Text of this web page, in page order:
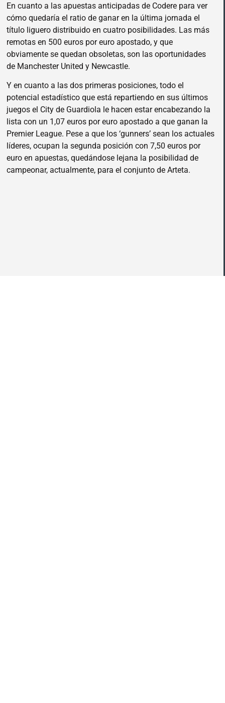
En cuanto a las apuestas anticipadas de Codere para ver
cómo quedaría el ratio de ganar en la última jornada el
título liguero distribuido en cuatro posibilidades. Las más
remotas en 500 euros por euro apostado, y que
obviamente se quedan obsoletas, son las oportunidades
de Manchester United y Newcastle.
Y en cuanto a las dos primeras posiciones, todo el
potencial estadístico que está repartiendo en sus últimos
juegos el City de Guardiola le hacen estar encabezando la
lista con un 1,07 euros por euro apostado a que ganan la
Premier League. Pese a que los ‘gunners’ sean los actuales
líderes, ocupan la segunda posición con 7,50 euros por
euro en apuestas, quedándose lejana la posibilidad de
campeonar, actualmente, para el conjunto de Arteta.